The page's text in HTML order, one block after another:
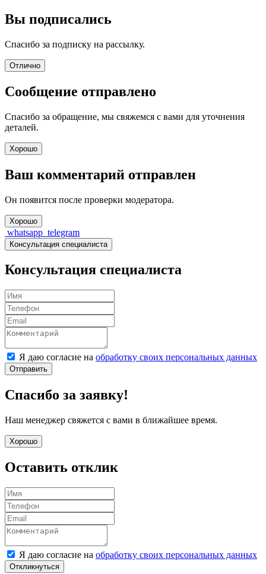
Вы подписались
Спасибо за подписку на рассылку.
Отлично
Сообщение отправлено
Спасибо за обращение, мы свяжемся с вами для уточнения
деталей.
Хорошо
Ваш комментарий отправлен
Он появится после проверки модератора.
Хорошо
whatsapp telegram
Консультация специалиста
Консультация специалиста
Я даю согласие на обработку своих персональных данных
Отправить
Спасибо за заявку!
Наш менеджер свяжется с вами в ближайшее время.
Хорошо
Оставить отклик
Я даю согласие на обработку своих персональных данных
Откликнуться